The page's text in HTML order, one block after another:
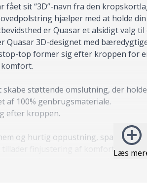
Læs
fået sit “3D”-navn fra den
hjælper med at holde
er Quasar et alsidigt valg
3D-designet med
top former sig efter kroppen for
støttende omslutning, der
af 100% genbrugsmateriale.
efter kroppen.
og hurtig oppustning, sparer på
finjustering af komfort.